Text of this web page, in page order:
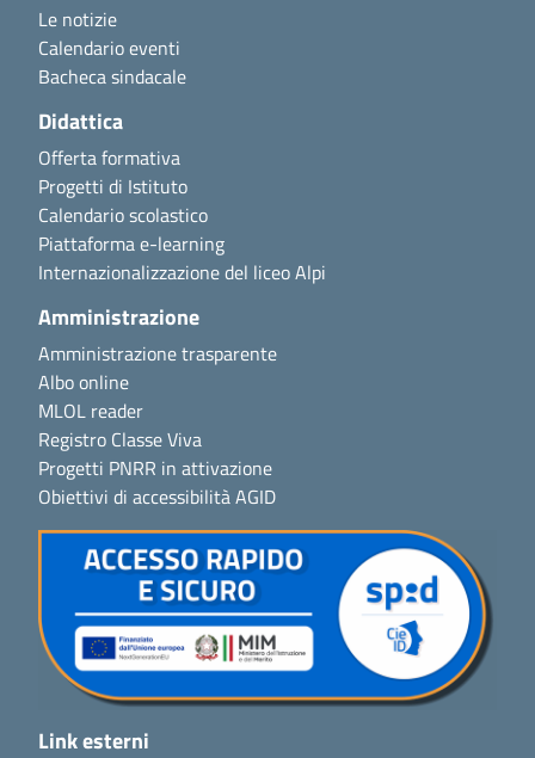
Le notizie
Calendario eventi
Bacheca sindacale
Didattica
Offerta formativa
Progetti di Istituto
Calendario scolastico
Piattaforma e-learning
Internazionalizzazione del liceo Alpi
Amministrazione
Amministrazione trasparente
Albo online
MLOL reader
Registro Classe Viva
Progetti PNRR in attivazione
Obiettivi di accessibilità AGID
Link esterni